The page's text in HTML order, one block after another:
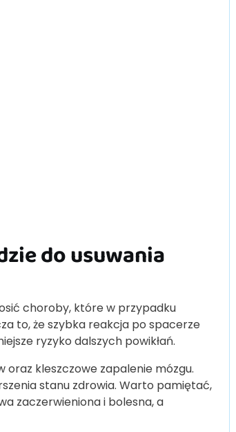
do usuwania
choroby, które w przypadku
to, że szybka reakcja po spacerze
ryzyko dalszych powikłań.
oraz kleszczowe zapalenie mózgu.
stanu zdrowia. Warto pamiętać,
zaczerwieniona i bolesna, a